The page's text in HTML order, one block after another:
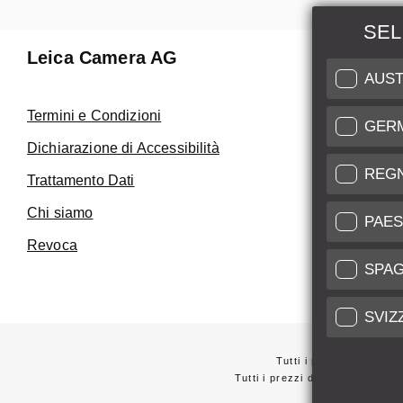
Leica Camera AG
Termini e Condizioni
Dichiarazione di Accessibilità
Trattamento Dati
Chi siamo
Revoca
Fai uso
Care
Assistenza
Service
Tutti i prezzi dei
Tutti i prezzi dei fornitori con
Questi articoli